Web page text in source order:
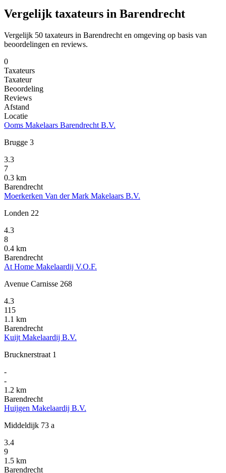
Vergelijk taxateurs in Barendrecht
Vergelijk 50 taxateurs in Barendrecht en omgeving op basis van
beoordelingen en reviews.
0
Taxateurs
Taxateur
Beoordeling
Reviews
Afstand
Locatie
Ooms Makelaars Barendrecht B.V.
Brugge 3
3.3
7
0.3 km
Barendrecht
Moerkerken Van der Mark Makelaars B.V.
Londen 22
4.3
8
0.4 km
Barendrecht
At Home Makelaardij V.O.F.
Avenue Carnisse 268
4.3
115
1.1 km
Barendrecht
Kuijt Makelaardij B.V.
Brucknerstraat 1
-
-
1.2 km
Barendrecht
Huijgen Makelaardij B.V.
Middeldijk 73 a
3.4
9
1.5 km
Barendrecht